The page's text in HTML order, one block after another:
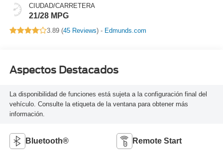
CIUDAD/CARRETERA
21/28 MPG
3.89 (45 Reviews) - Edmunds.com
Aspectos Destacados
La disponibilidad de funciones está sujeta a la configuración final del
vehículo. Consulte la etiqueta de la ventana para obtener más
información.
Bluetooth® Remote Start